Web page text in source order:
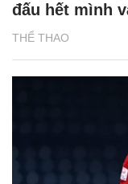
THỂ THAO
đấu hết mình